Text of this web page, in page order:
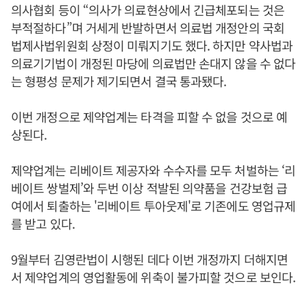
의사협회 등이 “의사가 의료현상에서 긴급체포되는 것은
부적절하다”며 거세게 반발하면서 의료법 개정안의 국회
법제사법위원회 상정이 미뤄지기도 했다. 하지만 약사법과
의료기기법이 개정된 마당에 의료법만 손대지 않을 수 없다
는 형평성 문제가 제기되면서 결국 통과됐다.
이번 개정으로 제약업계는 타격을 피할 수 없을 것으로 예
상된다.
제약업계는 리베이트 제공자와 수수자를 모두 처벌하는 ‘리
베이트 쌍벌제’와 두번 이상 적발된 의약품을 건강보험 급
여에서 퇴출하는 '리베이트 투아웃제'로 기존에도 영업규제
를 받고 있다.
9월부터 김영란법이 시행된 데다 이번 개정까지 더해지면
서 제약업계의 영업활동에 위축이 불가피할 것으로 보인다.